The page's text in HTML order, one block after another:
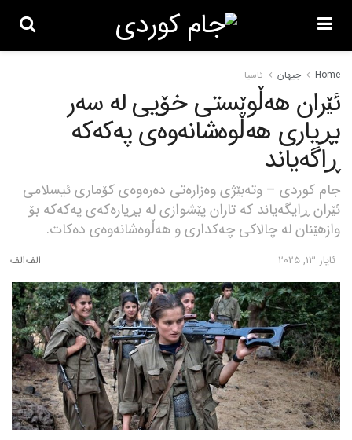
Home جیهان ئاسیا
ئێران هەڵوێستی خۆیی لە سەر
بڕیاری هەڵوەشانەوەی پەکەکە
ڕاگەیاند
جام کوردی – وتەبێژی وەزارەتی دەرەوەی کۆماری ئیسلامی
ئێران ڕایگەیاند کە تاران پێشوازی لە بڕیارەکەی پەکەکە بۆ
وازهێنان لە چالاکی چەکداری و هەڵوەشانەوەی دەکات.
ئایار 13, 2025